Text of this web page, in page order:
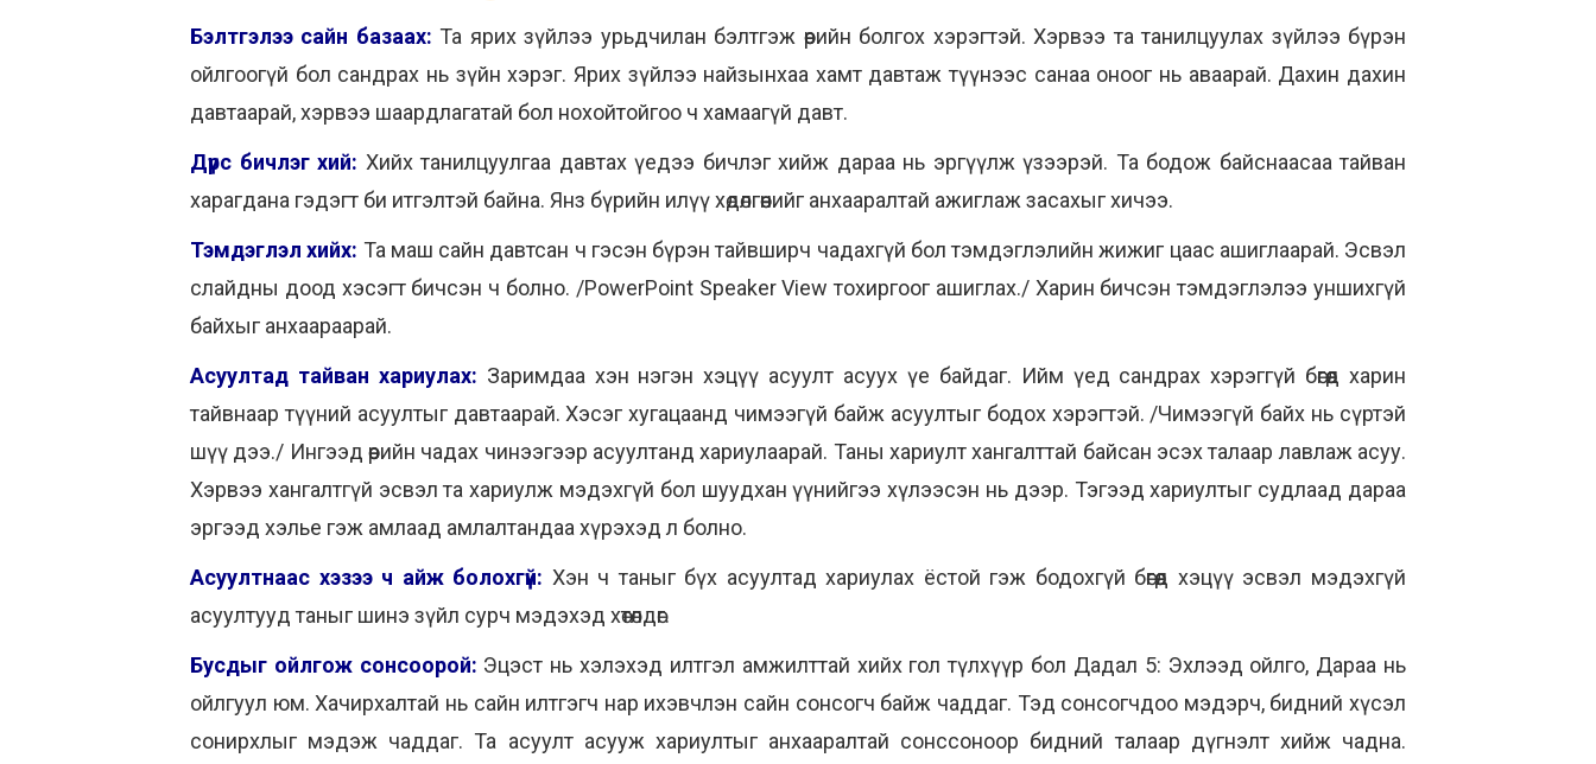
Бэлтгэлээ сайн базаах: Та ярих зүйлээ урьдчилан бэлтгэж өөрийн болгох хэрэгтэй. Хэрвээ та танилцуулах зүйлээ бүрэн
ойлгоогүй бол сандрах нь зүйн хэрэг. Ярих зүйлээ найзынхаа хамт давтаж түүнээс санаа оноог нь аваарай. Дахин дахин
давтаарай, хэрвээ шаардлагатай бол нохойтойгоо ч хамаагүй давт.
Дүрс бичлэг хий: Хийх танилцуулгаа давтах үедээ бичлэг хийж дараа нь эргүүлж үзээрэй. Та бодож байснаасаа тайван
харагдана гэдэгт би итгэлтэй байна. Янз бүрийн илүү хөдөлгөөнийг анхааралтай ажиглаж засахыг хичээ.
Тэмдэглэл хийх: Та маш сайн давтсан ч гэсэн бүрэн тайвширч чадахгүй бол тэмдэглэлийн жижиг цаас ашиглаарай. Эсвэл
слайдны доод хэсэгт бичсэн ч болно. /PowerPoint Speaker View тохиргоог ашиглах./ Харин бичсэн тэмдэглэлээ уншихгүй
байхыг анхаараарай.
Асуултад тайван хариулах: Заримдаа хэн нэгэн хэцүү асуулт асуух үе байдаг. Ийм үед сандрах хэрэггүй бөгөөд харин
тайвнаар түүний асуултыг давтаарай. Хэсэг хугацаанд чимээгүй байж асуултыг бодох хэрэгтэй. /Чимээгүй байх нь сүртэй
шүү дээ./ Ингээд өөрийн чадах чинээгээр асуултанд хариулаарай. Таны хариулт хангалттай байсан эсэх талаар лавлаж асуу.
Хэрвээ хангалтгүй эсвэл та хариулж мэдэхгүй бол шуудхан үүнийгээ хүлээсэн нь дээр. Тэгээд хариултыг судлаад дараа
эргээд хэлье гэж амлаад амлалтандаа хүрэхэд л болно.
Асуултнаас хэзээ ч айж болохгүй: Хэн ч таныг бүх асуултад хариулах ёстой гэж бодохгүй бөгөөд хэцүү эсвэл мэдэхгүй
асуултууд таныг шинэ зүйл сурч мэдэхэд хөтөлдөг.
Бусдыг ойлгож сонсоорой: Эцэст нь хэлэхэд илтгэл амжилттай хийх гол түлхүүр бол Дадал 5: Эхлээд ойлго, Дараа нь
ойлгуул юм. Хачирхалтай нь сайн илтгэгч нар ихэвчлэн сайн сонсогч байж чаддаг. Тэд сонсогчдоо мэдэрч, бидний хүсэл
сонирхлыг мэдэж чаддаг. Та асуулт асууж хариултыг анхааралтай сонссоноор бидний талаар дүгнэлт хийж чадна.